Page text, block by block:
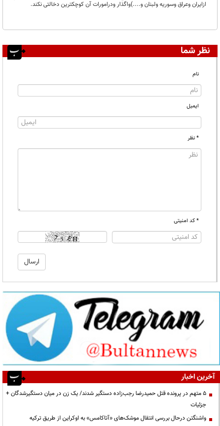
ازایران وعراق وسوریه ولبنان و....)واگذار ودرامورات آن کوچکترین دخالتی نکند.
نظر شما
نام
ایمیل
* نظر
* کد امنیتی
آخرین اخبار
۵ متهم در پرونده قتل حمیدرضا رجب‌زاده دستگیر شدند/ یک زن در میان دستگیرشدگان +
جزئیات
واشنگتن درحال بررسی انتقال موشک‌های «آتاکامس» به اوکراین از طریق ترکیه